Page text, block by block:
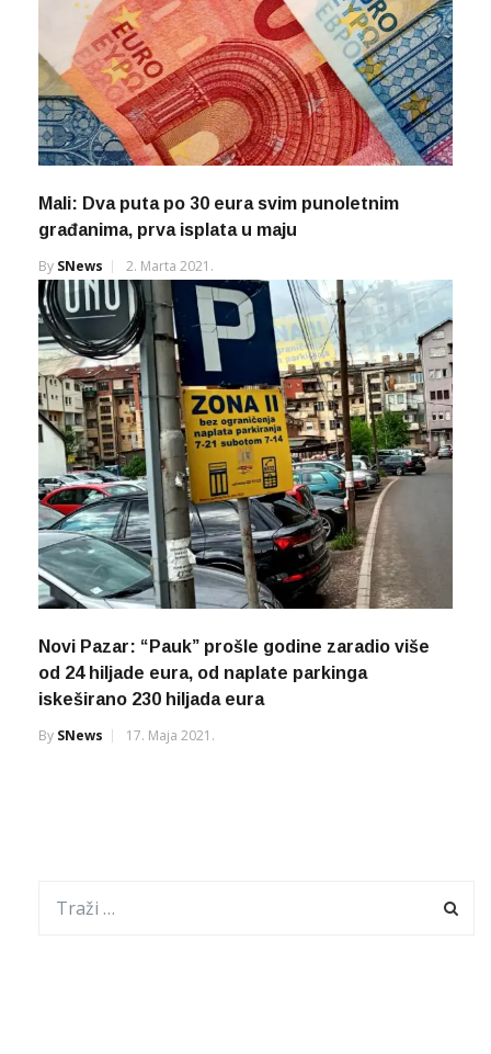
Mali: Dva puta po 30 eura svim punoletnim
građanima, prva isplata u maju
By SNews 2. Marta 2021.
Novi Pazar: “Pauk” prošle godine zaradio više
od 24 hiljade eura, od naplate parkinga
iskeširano 230 hiljada eura
By SNews 17. Maja 2021.